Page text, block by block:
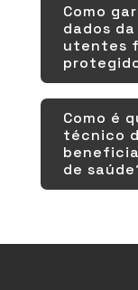
Como
dados
utentes
Como é
técnico
de